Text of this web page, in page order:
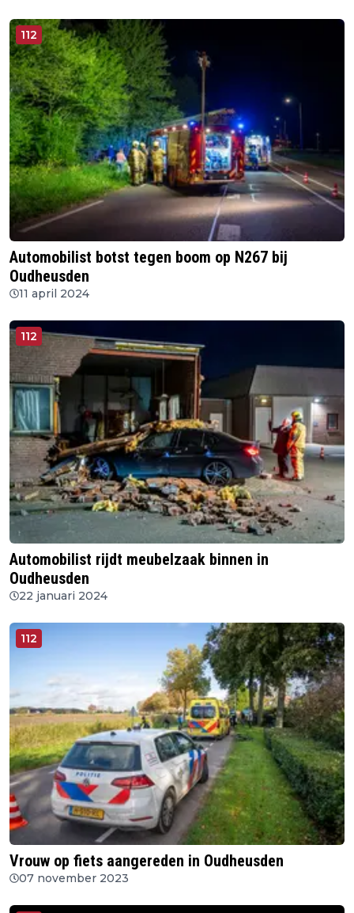
112
Automobilist botst tegen boom op N267 bij
Oudheusden
11 april 2024
112
Automobilist rijdt meubelzaak binnen in
Oudheusden
22 januari 2024
112
Vrouw op fiets aangereden in Oudheusden
07 november 2023